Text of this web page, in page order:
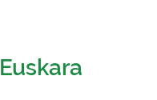
Euskara